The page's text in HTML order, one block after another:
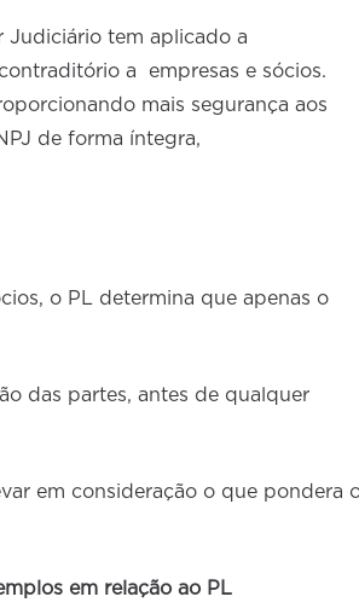
Judiciário tem aplicado a
a empresas e sócios.
mais segurança aos
de forma íntegra,
o PL determina que apenas o
das partes, antes de qualquer
em consideração o que pondera
em relação ao PL